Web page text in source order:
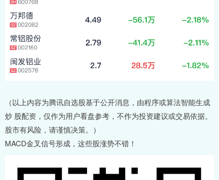
（以上内容为腾讯自选股基于公开消息，由程序或算法智能生成
炒 股配资，仅作为用户看盘参考，不作为投资建议或交易依据。
股市有风险，请谨慎决策。）
MACD金叉信号形成，这些股涨势不错！